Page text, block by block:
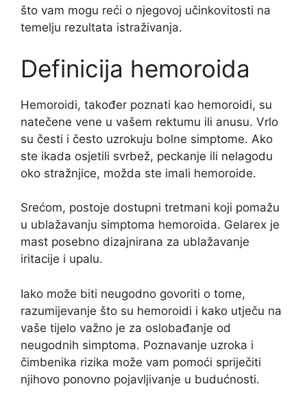
što vam mogu reći o njegovoj učinkovitosti na
temelju rezultata istraživanja.
Definicija hemoroida
Hemoroidi, također poznati kao hemoroidi, su
natečene vene u vašem rektumu ili anusu. Vrlo
su česti i često uzrokuju bolne simptome. Ako
ste ikada osjetili svrbež, peckanje ili nelagodu
oko stražnjice, možda ste imali hemoroide.
Srećom, postoje dostupni tretmani koji pomažu
u ublažavanju simptoma hemoroida. Gelarex je
mast posebno dizajnirana za ublažavanje
iritacije i upalu.
Iako može biti neugodno govoriti o tome,
razumijevanje što su hemoroidi i kako utječu na
vaše tijelo važno je za oslobađanje od
neugodnih simptoma. Poznavanje uzroka i
čimbenika rizika može vam pomoći spriječiti
njihovo ponovno pojavljivanje u budućnosti.